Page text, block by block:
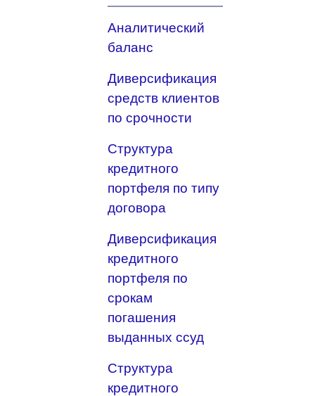
Аналитический
баланс
Диверсификация
средств клиентов
по срочности
Структура
кредитного
портфеля по типу
договора
Диверсификация
кредитного
портфеля по
срокам
погашения
выданных ссуд
Структура
кредитного